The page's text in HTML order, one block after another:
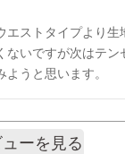
エストタイプより生
ないですが次はテン
うと思います。
ーを見る